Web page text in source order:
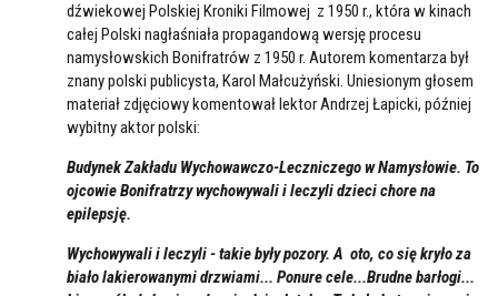
dźwiekowej Polskiej Kroniki Filmowej z 1950 r., która w kinach
całej Polski nagłaśniała propagandową wersję procesu
namysłowskich Bonifratrów z 1950 r. Autorem komentarza był
znany polski publicysta, Karol Małcużyński. Uniesionym głosem
materiał zdjęciowy komentował lektor Andrzej Łapicki, później
wybitny aktor polski:
Budynek Zakładu Wychowawczo-Leczniczego w Namysłowie. To
ojcowie Bonifratrzy wychowywali i leczyli dzieci chore na
epilepsję.
Wychowywali i leczyli - takie były pozory. A oto, co się kryło za
biało lakierowanymi drzwiami... Ponure cele...Brudne barłogi...